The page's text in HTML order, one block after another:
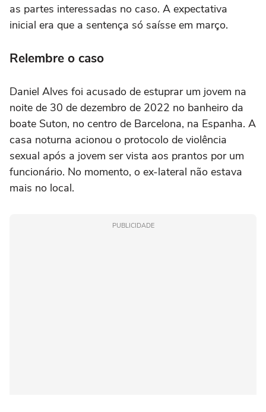
as partes interessadas no caso. A expectativa
inicial era que a sentença só saísse em março.
Relembre o caso
Daniel Alves foi acusado de estuprar um jovem na
noite de 30 de dezembro de 2022 no banheiro da
boate Suton, no centro de Barcelona, na Espanha. A
casa noturna acionou o protocolo de violência
sexual após a jovem ser vista aos prantos por um
funcionário. No momento, o ex-lateral não estava
mais no local.
PUBLICIDADE